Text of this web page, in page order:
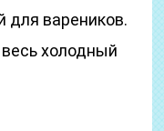
для вареников.
холодный